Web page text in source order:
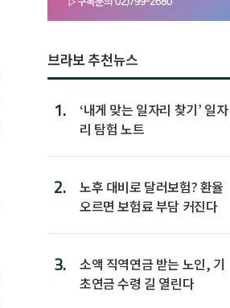
브라보 추천뉴스
1.
‘내게 맞는 일자리 찾기’ 일자
리 탐험 노트
2.
노후 대비로 달러보험? 환율
오르면 보험료 부담 커진다
3.
소액 직역연금 받는 노인, 기
초연금 수령 길 열린다